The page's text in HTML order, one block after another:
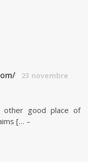
23 novembre
other good place of
[… –